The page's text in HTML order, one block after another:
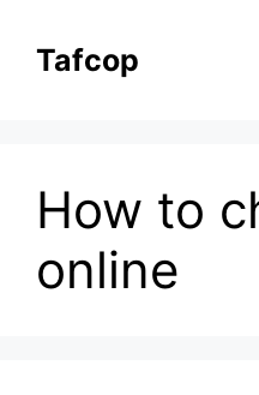
contentTafcop
How to
online